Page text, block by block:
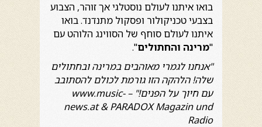
בואו איתנו לעולם נוסטלגי אך זוהר, הצבוע
בצבעי טכניקולור ופסקול מתנדנד. בואו
איתנו לעולם סוחף של הסווינג הלוהט עם
"מרינה והחתולים".
"אנחנו לגמרי מאוהבים במרינה ובחתולים
שלה! הלהקה הזו גורמת לכולם להסתובב
עם חיוך על הפנים!" – www.music-
news.at & PARADOX Magazin und
Radio